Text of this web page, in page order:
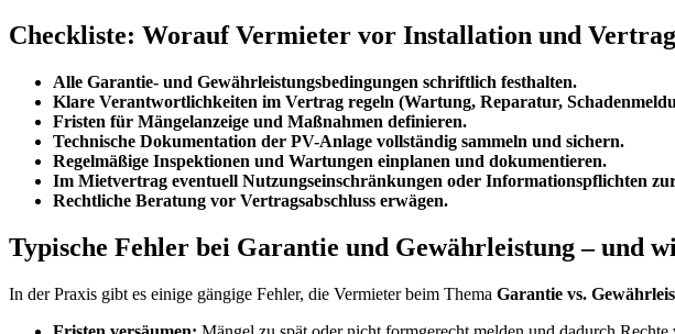
Checkliste: Worauf Vermieter vor Installation und
Alle Garantie- und Gewährleistungsbedingungen schriftlich festhalten.
Klare Verantwortlichkeiten im Vertrag regeln (Wartung, Reparatur,
Fristen für Mängelanzeige und Maßnahmen definieren.
Technische Dokumentation der PV-Anlage vollständig sammeln und sichern.
Regelmäßige Inspektionen und Wartungen einplanen und dokumentieren.
Im Mietvertrag eventuell Nutzungseinschränkungen oder Informationspflichten
Rechtliche Beratung vor Vertragsabschluss erwägen.
Typische Fehler bei Garantie und Gewährleistung – und
In der Praxis gibt es einige gängige Fehler, die Vermieter beim Thema Garantie vs.